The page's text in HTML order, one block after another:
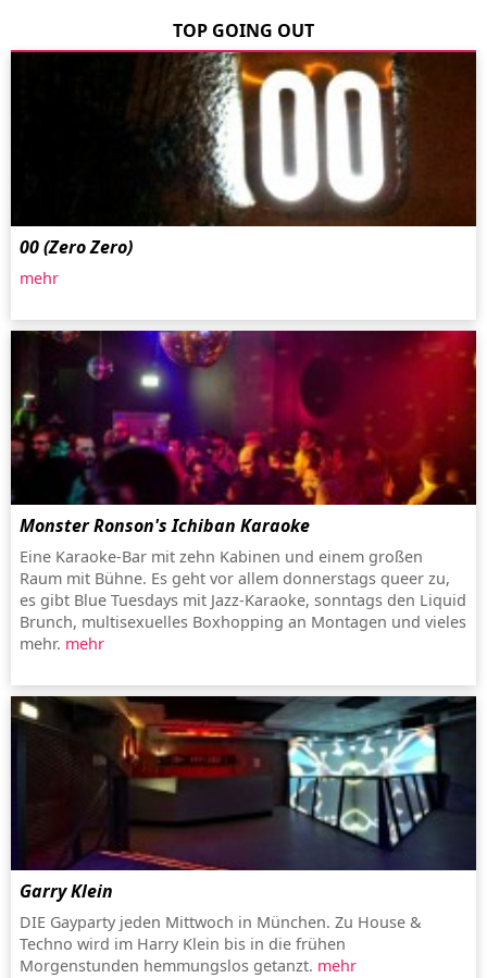
TOP GOING OUT
00 (Zero Zero)
mehr
Monster Ronson's Ichiban Karaoke
Eine Karaoke-Bar mit zehn Kabinen und einem großen
Raum mit Bühne. Es geht vor allem donnerstags queer zu,
es gibt Blue Tuesdays mit Jazz-Karaoke, sonntags den Liquid
Brunch, multisexuelles Boxhopping an Montagen und vieles
mehr. mehr
Garry Klein
DIE Gayparty jeden Mittwoch in München. Zu House &
Techno wird im Harry Klein bis in die frühen
Morgenstunden hemmungslos getanzt. mehr